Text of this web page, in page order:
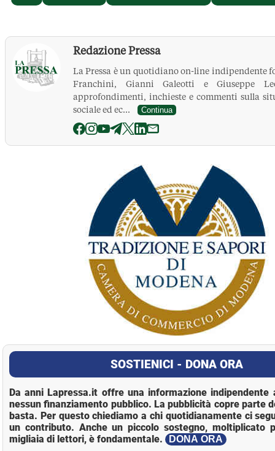
Redazione Pressa
La Pressa è un quotidiano on-line indipendente
Franchini, Gianni Galeotti e Giuseppe
approfondimenti, inchieste e commenti sulla
sociale ed ec...
Continua
SOSTIENICI - DONA ORA
Da anni Lapressa.it offre una informazione indipendente
nessun finanziamento pubblico. La pubblicità copre parte
basta. Per questo chiediamo a chi quotidianamente ci
un contributo. Anche un piccolo sostegno, moltiplicato
migliaia di lettori, è fondamentale.
DONA ORA